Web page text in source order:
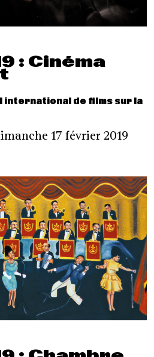
: Cinéma
international de films sur la
17 février 2019